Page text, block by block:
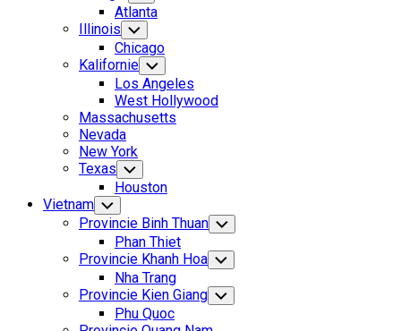
Child
Menu
Atlanta
Illinois Toggle
Child
Menu
Chicago
Kalifornie Toggle
Child
Menu
Los Angeles
West Hollywood
Massachusetts
Nevada
New York
Texas Toggle
Child
Menu
Houston
Vietnam Toggle
Child
Menu
Provincie Binh Thuan Toggle
Child
Menu
Phan Thiet
Provincie Khanh Hoa Toggle
Child
Menu
Nha Trang
Provincie Kien Giang Toggle
Child
Phu Quoc